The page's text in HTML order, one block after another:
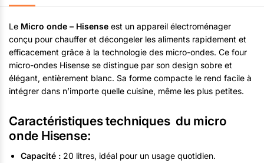
Le Micro onde – Hisense est un appareil électroménager
conçu pour chauffer et décongeler les aliments rapidement et
efficacement grâce à la technologie des micro-ondes. Ce four
micro-ondes Hisense se distingue par son design sobre et
élégant, entièrement blanc. Sa forme compacte le rend facile à
intégrer dans n’importe quelle cuisine, même les plus petites.
Caractéristiques techniques du micro
onde Hisense:
Capacité : 20 litres, idéal pour un usage quotidien.